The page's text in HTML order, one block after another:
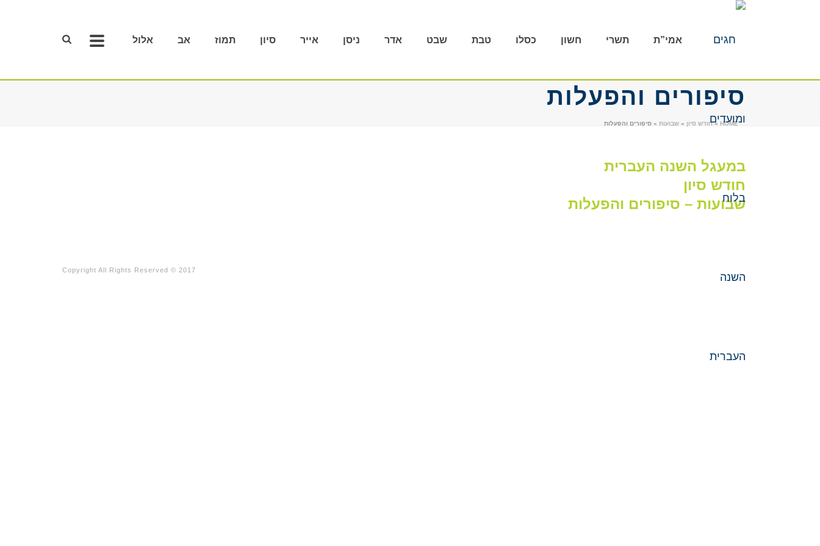
אמי”ת תשרי חשון כסלו טבת שבט אדר ניסן אייר סיון תמוז אב אלול
סיפורים והפעלות
HOME
»חודש סיון » שבועות » סיפורים והפעלות
במעגל השנה העברית
חודש סיון
שבועות – סיפורים והפעלות
Copyright All Rights Reserved © 2017